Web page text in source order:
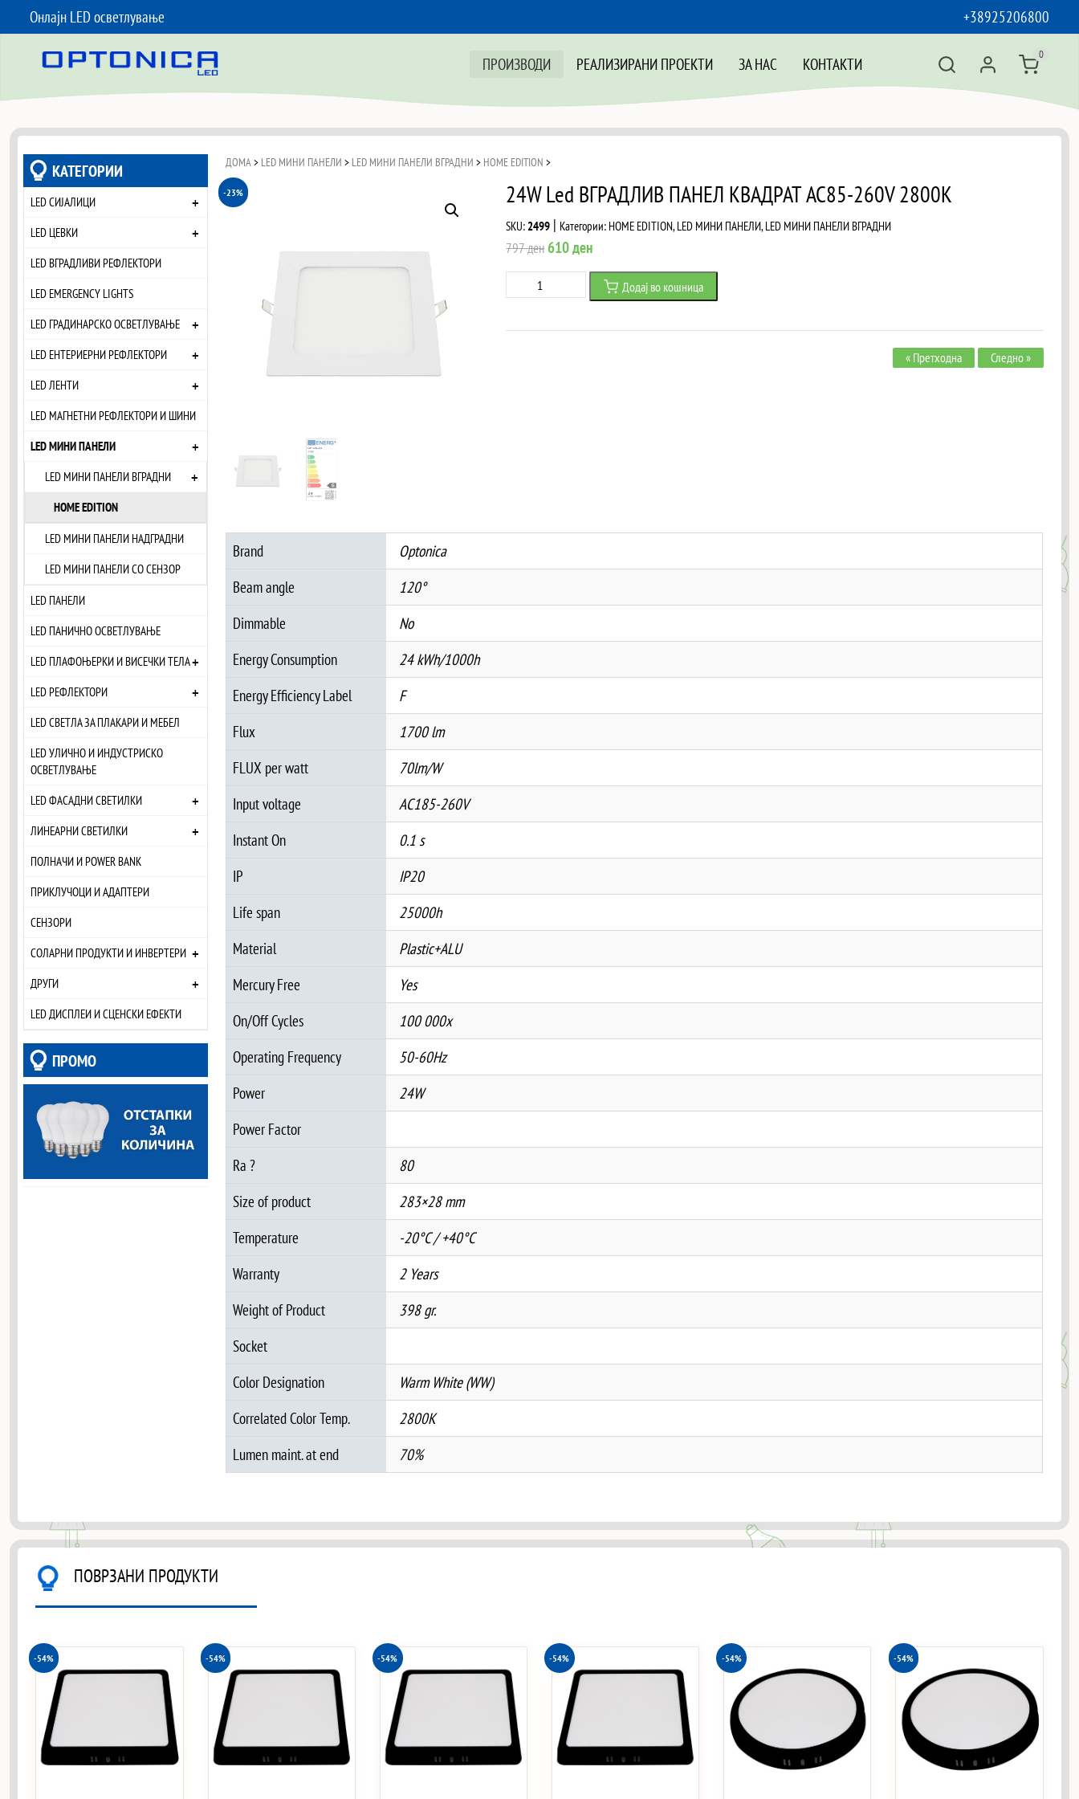
Онлајн LED осветлување
+38925206800
ПРОИЗВОДИ
РЕАЛИЗИРАНИ ПРОЕКТИ ЗА НАС КОНТАКТИ 0
КАТЕГОРИИ
LED СИЈАЛИЦИ +
LED ЦЕВКИ +
LED ВГРАДЛИВИ РЕФЛЕКТОРИ
LED EMERGENCY LIGHTS
LED ГРАДИНАРСКО ОСВЕТЛУВАЊЕ
+
LED ЕНТЕРИЕРНИ РЕФЛЕКТОРИ +
LED ЛЕНТИ +
LED МАГНЕТНИ РЕФЛЕКТОРИ И ШИНИ
LED МИНИ ПАНЕЛИ
LED МИНИ ПАНЕЛИ ВГРАДНИ
HOME EDITION
+
LED МИНИ ПАНЕЛИ НАДГРАДНИ
LED МИНИ ПАНЕЛИ СО СЕНЗОР
+
LED ПАНЕЛИ
LED ПАНИЧНО ОСВЕТЛУВАЊЕ
LED ПЛАФОЊЕРКИ И ВИСЕЧКИ ТЕЛА+
LED РЕФЛЕКТОРИ +
LED СВЕТЛА ЗА ПЛАКАРИ И МЕБЕЛ
LED УЛИЧНО И ИНДУСТРИСКО
ОСВЕТЛУВАЊЕ
LED ФАСАДНИ СВЕТИЛКИ
+
ЛИНЕАРНИ СВЕТИЛКИ +
ПОЛНАЧИ И POWER BANK
ПРИКЛУЧОЦИ И АДАПТЕРИ
СЕНЗОРИ
СОЛАРНИ ПРОДУКТИ И ИНВЕРТЕРИ +
ДРУГИ +
LED ДИСПЛЕИ И СЦЕНСКИ ЕФЕКТИ
ПРОМО
ДОМА > LED МИНИ ПАНЕЛИ > LED МИНИ ПАНЕЛИ ВГРАДНИ > HOME EDITION >
-23% 24W Led ВГРАДЛИВ ПАНЕЛ КВАДРАТ AC85-260V 2800K
SKU: 2499 | Категории: HOME EDITION,LED МИНИ ПАНЕЛИ,LED МИНИ ПАНЕЛИ ВГРАДНИ
797денOriginal
price
610денCurrent
price
Led
ВГРАДЛИВ
Додај во кошница
« Претходна Следно »
Brand
Optonica
Beam angle
120°
Dimmable
No
Energy Consumption
24 kWh/1000h
Energy Efficiency Label
F
Flux
1700 lm
FLUX per watt
70lm/W
Input voltage
AC185-260V
Instant On
0.1 s
IP
IP20
Life span
25000h
Material
Plastic+ALU
Mercury Free
Yes
On/Off Cycles
100 000x
Operating Frequency
50-60Hz
Power
24W
Power Factor
Ra ?
80
Size of product
283×28 mm
Temperature
-20°C / +40°C
Warranty
2 Years
Weight of Product
398 gr.
Socket
Color Designation
Warm White (WW)
Correlated Color Temp.
2800K
Lumen maint. at end
70%
ПОВРЗАНИ ПРОДУКТИ
-54% -54% -54% -54% -54% -54%